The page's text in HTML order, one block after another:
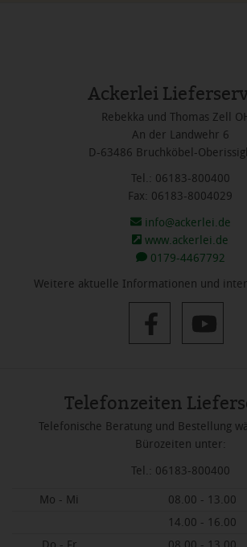
Ackerlei
Rebekka und Thomas Zell
An der Landwehr 6
D-63486 Bruchköbel-
Tel.: 06183-800400
Fax: 06183-8004029
info@ackerlei.de
www.ackerlei.de
0179-4467792
Weitere aktuelle Informationen und
Telefonzeiten
Telefonische Beratung und Bestellung
Bürozeiten unter:
Tel.: 06183-800400
Mo - Mi 08.00 - 13.00
14.00 - 16.00